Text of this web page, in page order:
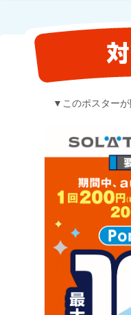
▼このポスターが